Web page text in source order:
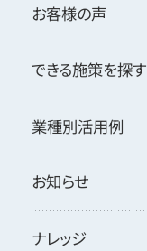
お客様の声
できる施策を探す
業種別活用例
お知らせ
ナレッジ